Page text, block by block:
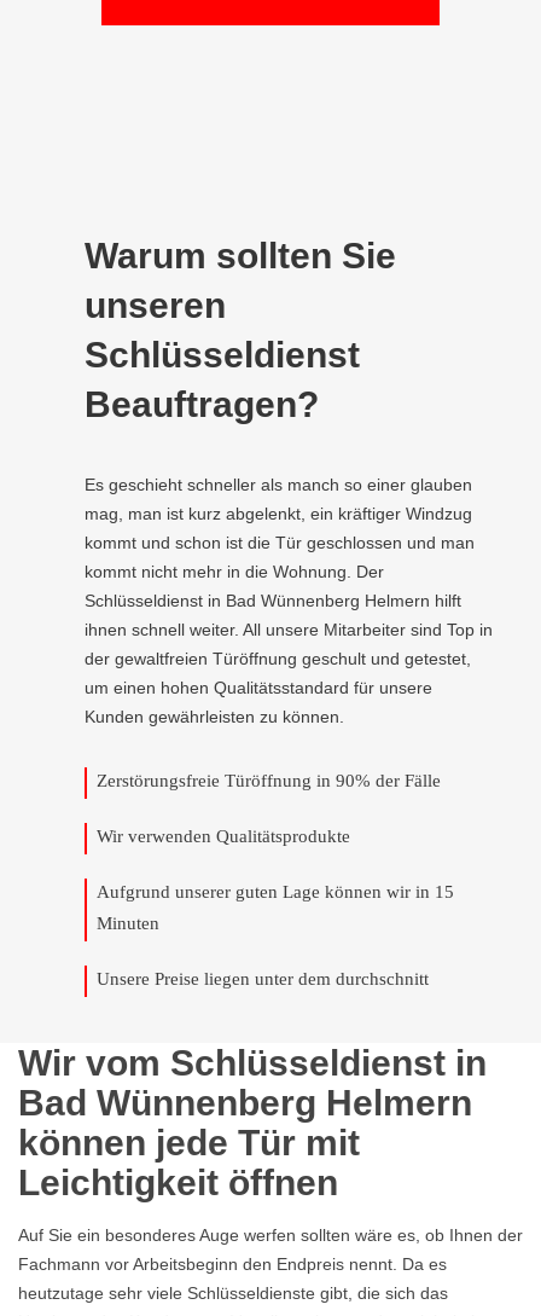
Warum sollten Sie
unseren
Schlüsseldienst
Beauftragen?
Es geschieht schneller als manch so einer glauben
mag, man ist kurz abgelenkt, ein kräftiger Windzug
kommt und schon ist die Tür geschlossen und man
kommt nicht mehr in die Wohnung. Der
Schlüsseldienst in Bad Wünnenberg Helmern hilft
ihnen schnell weiter. All unsere Mitarbeiter sind Top in
der gewaltfreien Türöffnung geschult und getestet,
um einen hohen Qualitätsstandard für unsere
Kunden gewährleisten zu können.
Zerstörungsfreie Türöffnung in 90% der Fälle
Wir verwenden Qualitätsprodukte
Aufgrund unserer guten Lage können wir in 15
Minuten
Unsere Preise liegen unter dem durchschnitt
Wir vom Schlüsseldienst in
Bad Wünnenberg Helmern
können jede Tür mit
Leichtigkeit öffnen
Auf Sie ein besonderes Auge werfen sollten wäre es, ob Ihnen der
Fachmann vor Arbeitsbeginn den Endpreis nennt. Da es
heutzutage sehr viele Schlüsseldienste gibt, die sich das